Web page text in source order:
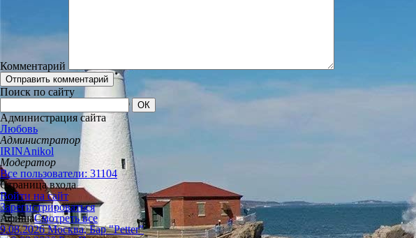
Комментарий
Поиск по сайту
Администрация сайта
Любовь
Администратор
IRINAnikol
Модератор
Все пользователи: 31104
Страница входа
Войти на сайт
Зарегистрироваться
АфишаСмотреть все
9.08.2026 Москва, Бар "Petter"